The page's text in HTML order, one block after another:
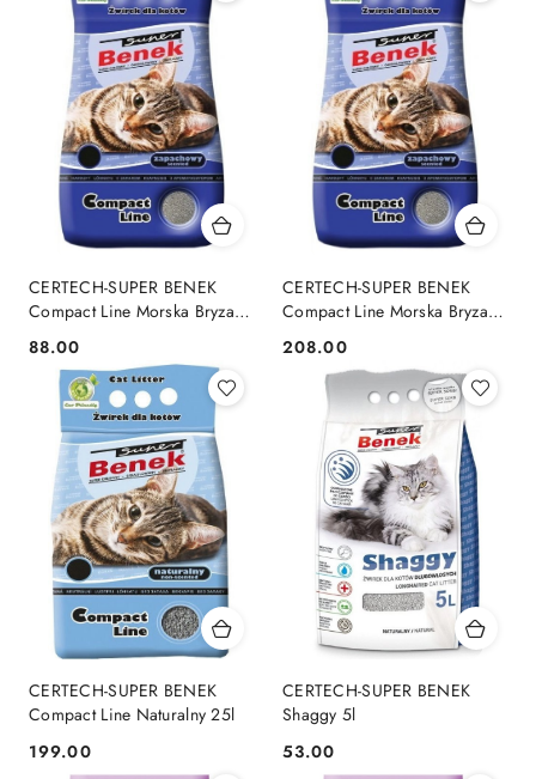
CERTECH-SUPER BENEK
Compact Line Morska Bryza
Cena:
88.00
CERTECH-SUPER BENEK
Compact Line Morska Bryza
Cena:
208.00
CERTECH-SUPER BENEK
Compact Line Naturalny 25l
Cena:
199.00
CERTECH-SUPER BENEK
Shaggy 5l
Cena:
53.00